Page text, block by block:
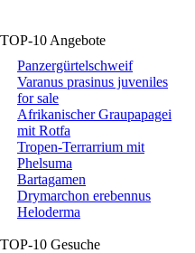
TOP-10 Angebote
Panzergürtelschweif
Varanus prasinus juveniles
for sale
Afrikanischer Graupapagei
mit Rotfa
Tropen-Terrarrium mit
Phelsuma
Bartagamen
Drymarchon erebennus
Heloderma
TOP-10 Gesuche